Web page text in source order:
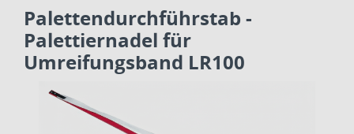
Palettendurchführstab -
Palettiernadel für
Umreifungsband LR100